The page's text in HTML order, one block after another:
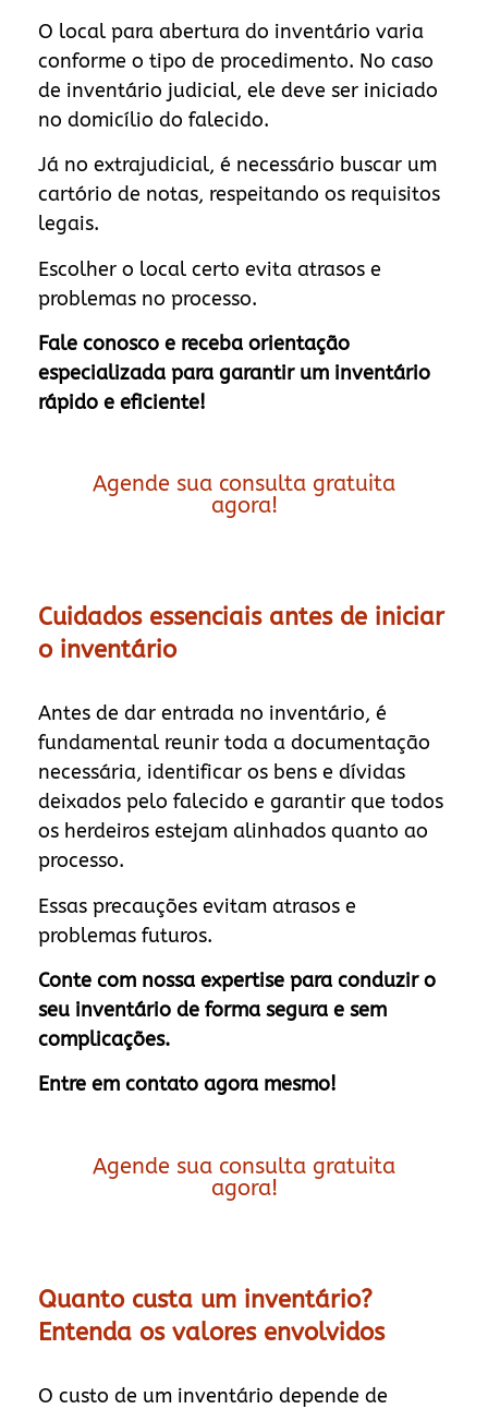
O local para abertura do inventário varia
conforme o tipo de procedimento. No caso
de inventário judicial, ele deve ser iniciado
no domicílio do falecido.
Já no extrajudicial, é necessário buscar um
cartório de notas, respeitando os requisitos
legais.
Escolher o local certo evita atrasos e
problemas no processo.
Fale conosco e receba orientação
especializada para garantir um inventário
rápido e eficiente!
Agende sua consulta gratuita
agora!
Cuidados essenciais antes de iniciar
o inventário
Antes de dar entrada no inventário, é
fundamental reunir toda a documentação
necessária, identificar os bens e dívidas
deixados pelo falecido e garantir que todos
os herdeiros estejam alinhados quanto ao
processo.
Essas precauções evitam atrasos e
problemas futuros.
Conte com nossa expertise para conduzir o
seu inventário de forma segura e sem
complicações.
Entre em contato agora mesmo!
Agende sua consulta gratuita
agora!
Quanto custa um inventário?
Entenda os valores envolvidos
O custo de um inventário depende de